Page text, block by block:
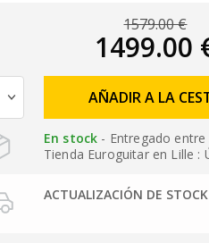
1579.00 €
1499.00
AÑADIR A LA
En stock - Entregado entre
Tienda Euroguitar en Lille :
ACTUALIZACIÓN DE